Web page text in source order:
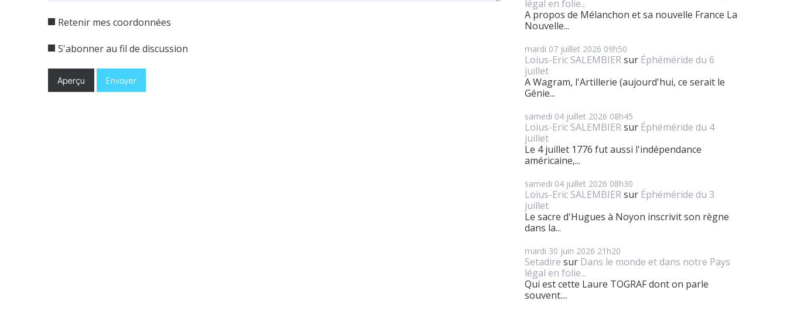
Retenir mes coordonnées
S'abonner au fil de discussion
légal en folie...
A propos de Mélanchon et sa nouvelle France La
Nouvelle...
mardi 07 juillet 2026 09h50
Loius-Eric SALEMBIERsur Éphéméride du 6
juillet
A Wagram, l'Artillerie (aujourd'hui, ce serait le
Génie...
samedi 04 juillet 2026 08h45
Loius-Eric SALEMBIERsur Éphéméride du 4
juillet
Le 4 juillet 1776 fut aussi l'indépendance
américaine,...
samedi 04 juillet 2026 08h30
Loius-Eric SALEMBIERsur Éphéméride du 3
juillet
Le sacre d'Hugues à Noyon inscrivit son règne
dans la...
mardi 30 juin 2026 21h20
Setadire sur Dans le monde et dans notre Pays
légal en folie...
Qui est cette Laure TOGRAF dont on parle
souvent....